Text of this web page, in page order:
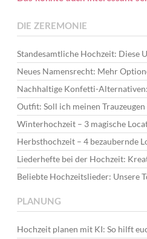
DIE ZEREMONIE
Standesamtliche Hochzeit: Diese
Neues Namensrecht: Mehr
Nachhaltige Konfetti-Alternativen:
Outfit: Soll ich meinen
Winterhochzeit – 3 magische
Herbsthochzeit – 4 bezaubernde
Liederhefte bei der Hochzeit:
Beliebte Hochzeitslieder: Unsere
PLANUNG
Hochzeit planen mit KI: So hilft